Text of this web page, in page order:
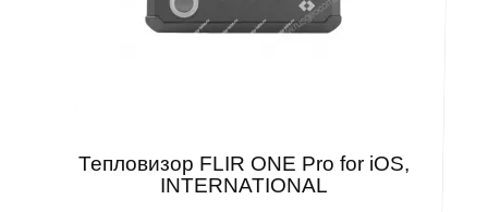
Тепловизор FLIR ONE Pro for iOS,
INTERNATIONAL